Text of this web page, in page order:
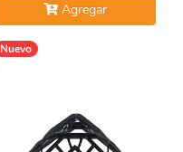
Agregar
Nuevo